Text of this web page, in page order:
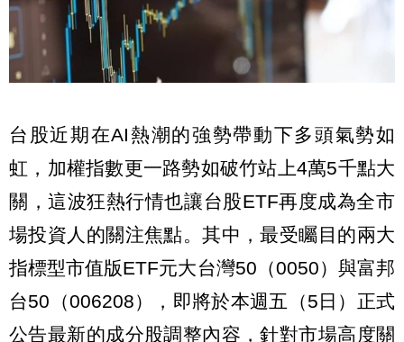
台股近期在AI熱潮的強勢帶動下多頭氣勢如
虹，加權指數更一路勢如破竹站上4萬5千點大
關，這波狂熱行情也讓台股ETF再度成為全市
場投資人的關注焦點。其中，最受矚目的兩大
指標型市值版ETF元大台灣50（0050）與富邦
台50（006208），即將於本週五（5日）正式
公告最新的成分股調整內容，針對市場高度關